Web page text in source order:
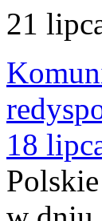
21
18